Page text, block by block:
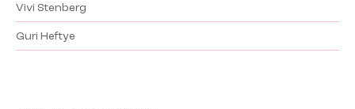
Vivi Stenberg
Guri Heftye